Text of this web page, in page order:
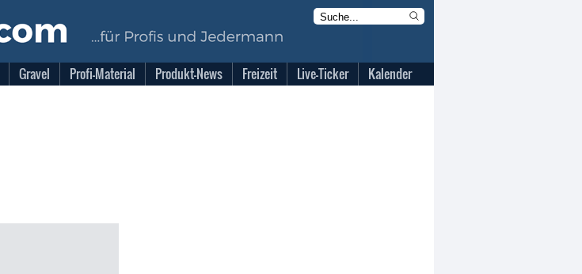
Gravel Profi-Material Produkt-News Freizeit Live-Ticker Kalender